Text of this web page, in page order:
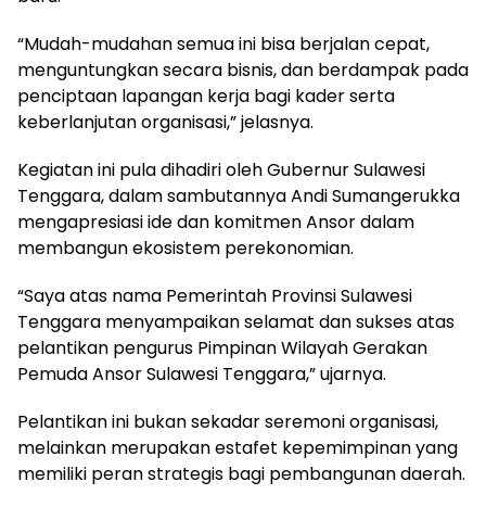
“Mudah-mudahan semua ini bisa berjalan cepat,
menguntungkan secara bisnis, dan berdampak pada
penciptaan lapangan kerja bagi kader serta
keberlanjutan organisasi,” jelasnya.
Kegiatan ini pula dihadiri oleh Gubernur Sulawesi
Tenggara, dalam sambutannya Andi Sumangerukka
mengapresiasi ide dan komitmen Ansor dalam
membangun ekosistem perekonomian.
“Saya atas nama Pemerintah Provinsi Sulawesi
Tenggara menyampaikan selamat dan sukses atas
pelantikan pengurus Pimpinan Wilayah Gerakan
Pemuda Ansor Sulawesi Tenggara,” ujarnya.
Pelantikan ini bukan sekadar seremoni organisasi,
melainkan merupakan estafet kepemimpinan yang
memiliki peran strategis bagi pembangunan daerah.